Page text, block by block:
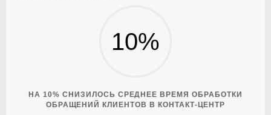
10%
НА 10% СНИЗИЛОСЬ СРЕДНЕЕ ВРЕМЯ ОБРАБОТКИ
ОБРАЩЕНИЙ КЛИЕНТОВ В КОНТАКТ-ЦЕНТР